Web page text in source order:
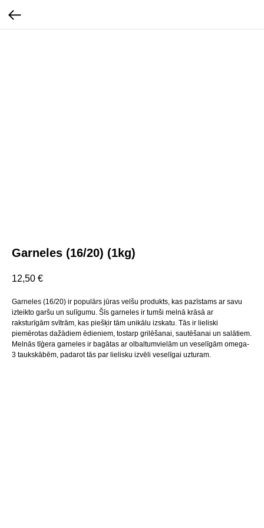
Garneles (16/20) (1kg)
12,50 €
Garneles (16/20) ir populārs jūras velšu produkts, kas pazīstams ar savu
izteikto garšu un sulīgumu. Šīs garneles ir tumši melnā krāsā ar
raksturīgām svītrām, kas piešķir tām unikālu izskatu. Tās ir lieliski
piemērotas dažādiem ēdieniem, tostarp grilēšanai, sautēšanai un salātiem.
Melnās tīģera garneles ir bagātas ar olbaltumvielām un veselīgām omega-
3 taukskābēm, padarot tās par lielisku izvēli veselīgai uzturam.